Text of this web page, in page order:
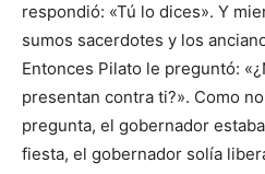
respondió: «Tú lo dices». Y
sumos sacerdotes y los
Entonces Pilato le preguntó:
presentan contra ti?». Como
pregunta, el gobernador
fiesta, el gobernador solía